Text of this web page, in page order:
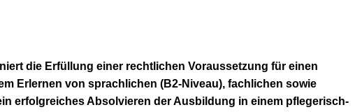
die Erfüllung einer rechtlichen Voraussetzung für einen
Erlernen von sprachlichen (B2-Niveau), fachlichen sowie
erfolgreiches Absolvieren der Ausbildung in einem pflegerisch-